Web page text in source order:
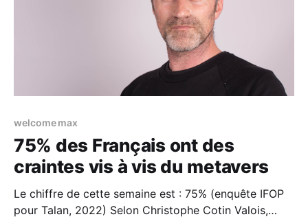
welcome max
75% des Français ont des
craintes vis à vis du metavers
Le chiffre de cette semaine est : 75% (enquête IFOP
pour Talan, 2022) Selon Christophe Cotin Valois,